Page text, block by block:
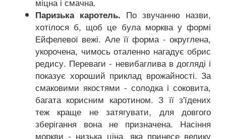
Паризька каротель. По звучанню назви,
хотілося б, щоб це була морква у формі
Ейфелевої вежі. Але її форма - округлена,
укорочена, чимось оталенно нагадує обрис
редису. Переваги - невибаглива в догляді і
показує хороший приклад врожайності. За
смаковими якостями - солодка і соковита,
багата корисним каротином. З її з'їдених
теж краще не затягувати, для довгого
зберігання вона не призначена. Насіння
моркви - низька ціна, яка принесе велику